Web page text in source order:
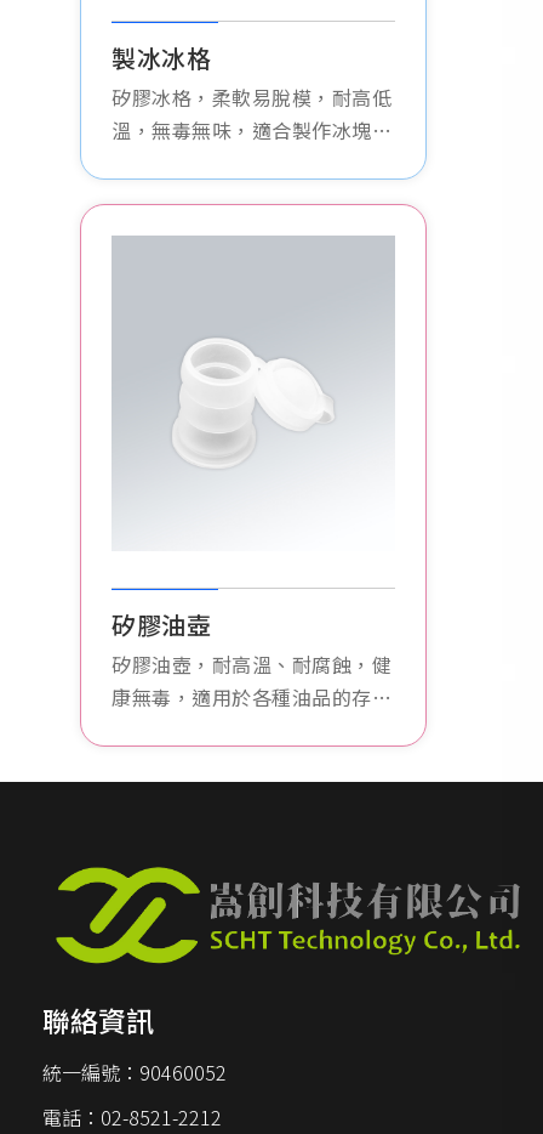
製冰冰格
矽膠冰格，柔軟易脫模，耐高低
溫，無毒無味，適合製作冰塊、
矽膠油壺
矽膠油壺，耐高溫、耐腐蝕，健
康無毒，適用於各種油品的存儲
聯絡資訊
統一編號： 90460052
電話： 02-8521-2212